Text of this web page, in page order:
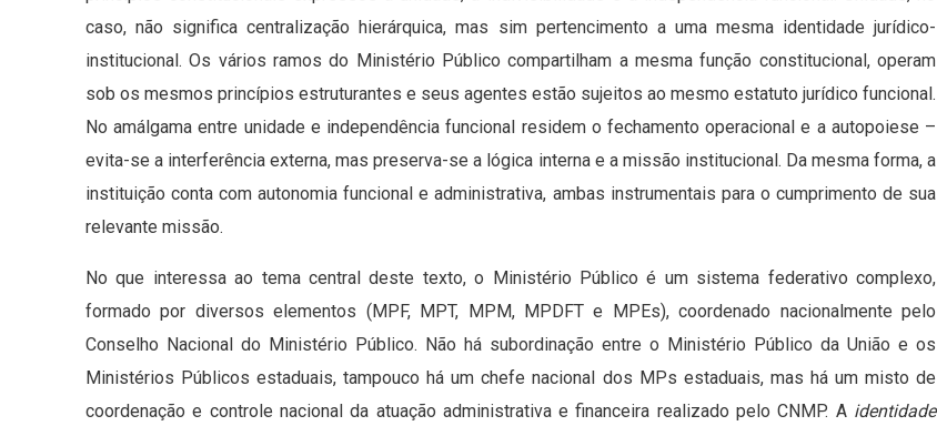
caso, não significa centralização hierárquica, mas sim pertencimento a uma mesma identidade jurídico-
institucional. Os vários ramos do Ministério Público compartilham a mesma função constitucional, operam
sob os mesmos princípios estruturantes e seus agentes estão sujeitos ao mesmo estatuto jurídico funcional.
No amálgama entre unidade e independência funcional residem o fechamento operacional e a autopoiese –
evita-se a interferência externa, mas preserva-se a lógica interna e a missão institucional. Da mesma forma, a
instituição conta com autonomia funcional e administrativa, ambas instrumentais para o cumprimento de sua
relevante missão.
No que interessa ao tema central deste texto, o Ministério Público é um sistema federativo complexo,
formado por diversos elementos (MPF, MPT, MPM, MPDFT e MPEs), coordenado nacionalmente pelo
Conselho Nacional do Ministério Público. Não há subordinação entre o Ministério Público da União e os
Ministérios Públicos estaduais, tampouco há um chefe nacional dos MPs estaduais, mas há um misto de
coordenação e controle nacional da atuação administrativa e financeira realizado pelo CNMP. A identidade